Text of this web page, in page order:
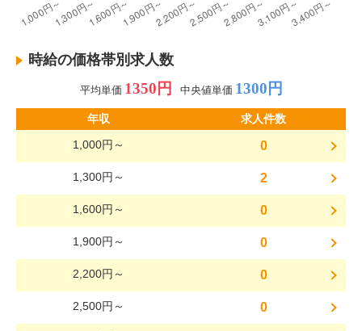
時給の価格帯別求人数
平均単価 1350円 中央値単価 1300円
年収
求人件数
1,000円～
0
1,300円～ 2
1,600円～ 0
1,900円～ 0
2,200円～ 0
2,500円～ 0